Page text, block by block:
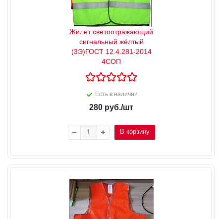
Жилет светоотражающий
сигнальный жёлтый
(3Э)ГОСТ 12.4.281-2014
4СОП
Есть в наличии
280 руб./шт
В корзину